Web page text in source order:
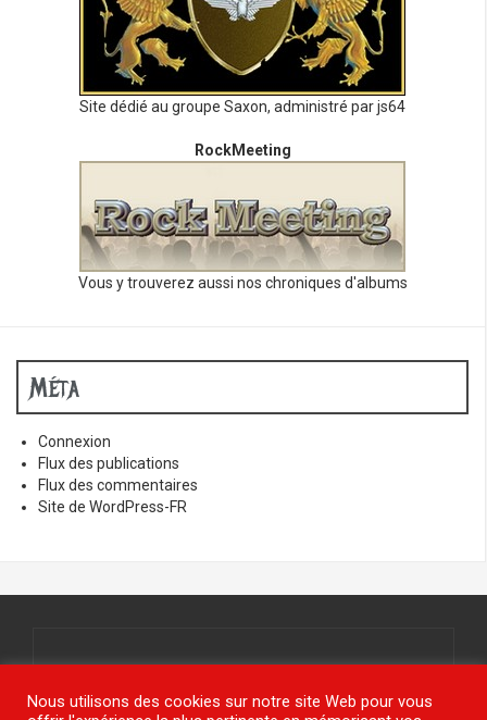
Site dédié au groupe Saxon, administré par js64
RockMeeting
Vous y trouverez aussi nos chroniques d'albums
Méta
Connexion
Flux des publications
Flux des commentaires
Site de WordPress-FR
© www.jy-étais.com 2021
Nous utilisons des cookies sur notre site Web pour vous